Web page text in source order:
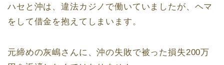
ハセと沖は、違法カジノで働いていましたが、ヘマ
をして借金を抱えてしまいます。
元締めの灰嶋さんに、沖の失敗で被った損失200万